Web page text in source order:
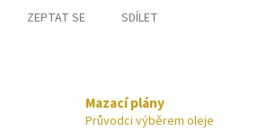
ZEPTAT SE SDÍLET
Mazací plány
Průvodci výběrem oleje